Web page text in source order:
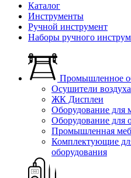
Каталог
Инструменты
Ручной инструмент
Наборы ручного
Промышленное
Осушители воздуха
ЖК Дисплеи
Оборудование для
Оборудование для
Промышленная
Комплектующие
оборудования